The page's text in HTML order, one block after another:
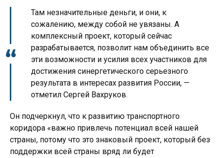
Там незначительные деньги, и они, к
сожалению, между собой не увязаны. А
комплексный проект, который сейчас
разрабатывается, позволит нам объединить все
эти возможности и усилия всех участников для
достижения синергетического серьезного
результата в интересах развития России, —
отметил Сергей Вахруков.
Он подчеркнул, что к развитию транспортного
коридора «важно привлечь потенциал всей нашей
страны, потому что это знаковый проект, который без
поддержки всей страны вряд ли будет